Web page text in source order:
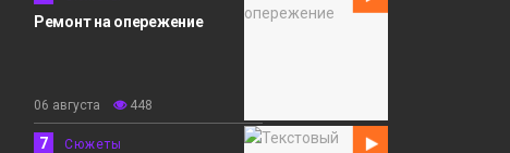
Ремонт на опережение
06 августа 448
7 Сюжеты